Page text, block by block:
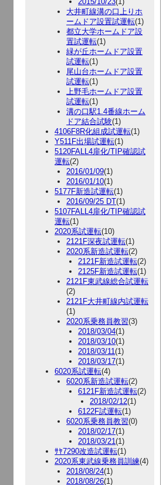
大井町線溝の口上りホ
ームドア設置試運転(1)
都立大学ホームドア設
置試運転(1)
緑が丘ホームドア設置
試運転(1)
尾山台ホームドア設置
試運転(1)
上野毛ホームドア設置
試運転(1)
溝の口駅1.4番線ホーム
ドア結合試験(1)
4106F8R化組成試運転(1)
Y511F出場試運転(1)
5120FALL4扉化/TIP確認試
運転(2)
2016/01/09(1)
2016/01/10(1)
5177F新造試運転(1)
2016/09/25 DT(1)
5107FALL4扉化/TIP確認試
運転(1)
2020系試運転(10)
2121F深夜試運転(1)
2020系新造試運転(2)
2121F新造試運転(2)
2125F新造試運転(1)
2121F東武線総合試運転
(2)
2121F大井町線内試運転
(1)
2020系乗務員教習(3)
2018/03/04(1)
2018/03/10(1)
2018/03/11(1)
2018/03/17(1)
6020系試運転(4)
6020系新造試運転(2)
6121F新造試運転(2)
2018/02/12(1)
6122F試運転(1)
6020系乗務員教習(0)
2018/02/17(1)
2018/03/21(1)
ｻﾔ7290改造試運転(1)
2020系東武線乗務員訓練(4)
2018/08/24(1)
2018/08/26(1)